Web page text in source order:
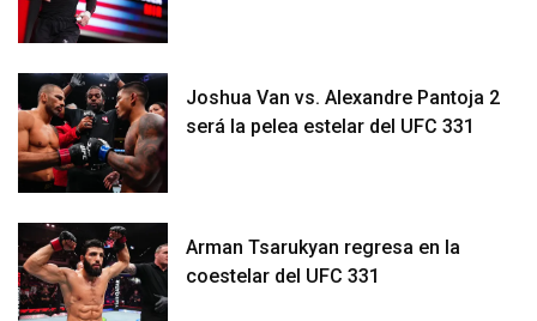
Joshua Van vs. Alexandre Pantoja 2
será la pelea estelar del UFC 331
Arman Tsarukyan regresa en la
coestelar del UFC 331